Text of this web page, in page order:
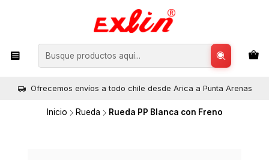
Ofrecemos envíos a todo chile desde Arica a Punta Arenas
Inicio Rueda Rueda PP Blanca con Freno